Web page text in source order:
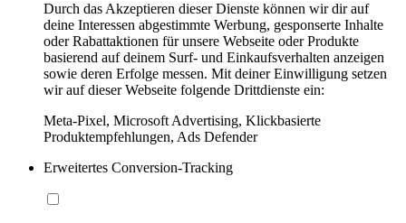
Durch das Akzeptieren dieser Dienste können wir dir auf
deine Interessen abgestimmte Werbung, gesponserte Inhalte
oder Rabattaktionen für unsere Webseite oder Produkte
basierend auf deinem Surf- und Einkaufsverhalten anzeigen
sowie deren Erfolge messen. Mit deiner Einwilligung setzen
wir auf dieser Webseite folgende Drittdienste ein:
Meta-Pixel, Microsoft Advertising, Klickbasierte
Produktempfehlungen, Ads Defender
Erweitertes Conversion-Tracking